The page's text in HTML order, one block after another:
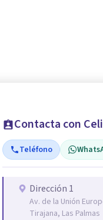
Contacta con
Teléfono
Dirección 1
Av. de la Unión
Tirajana, Las Palmas